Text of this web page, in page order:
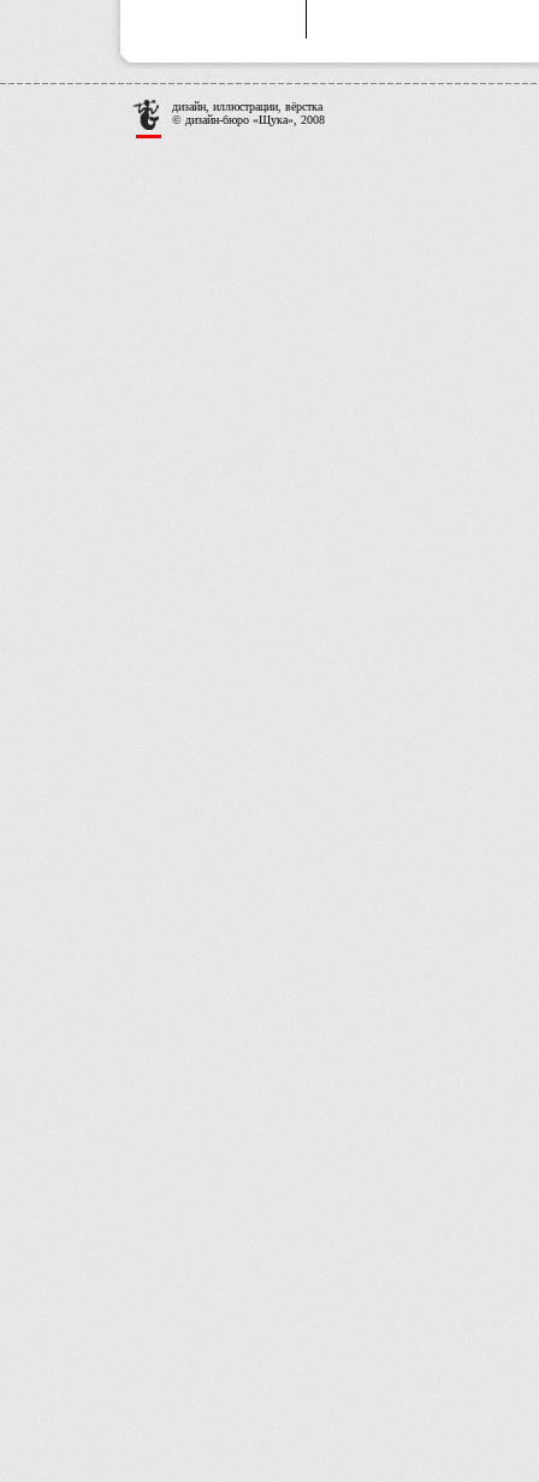
дизайн, иллюстрации, вёрстка
© дизайн-бюро «Щука», 2008